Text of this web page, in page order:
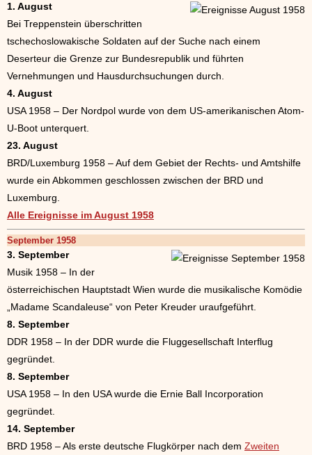
1. August
Bei Treppenstein überschritten
tschechoslowakische Soldaten auf der Suche nach einem
Deserteur die Grenze zur Bundesrepublik und führten
Vernehmungen und Hausdurchsuchungen durch.
4. August
USA 1958 – Der Nordpol wurde von dem US-amerikanischen Atom-
U-Boot unterquert.
23. August
BRD/Luxemburg 1958 – Auf dem Gebiet der Rechts- und Amtshilfe
wurde ein Abkommen geschlossen zwischen der BRD und
Luxemburg.
Alle Ereignisse im August 1958
September 1958
3. September
Musik 1958 – In der
österreichischen Hauptstadt Wien wurde die musikalische Komödie
„Madame Scandaleuse“ von Peter Kreuder uraufgeführt.
8. September
DDR 1958 – In der DDR wurde die Fluggesellschaft Interflug
gegründet.
8. September
USA 1958 – In den USA wurde die Ernie Ball Incorporation
gegründet.
14. September
BRD 1958 – Als erste deutsche Flugkörper nach dem Zweiten